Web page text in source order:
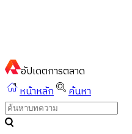
อัปเดตการตลาด
หน้าหลัก
ค้นหา